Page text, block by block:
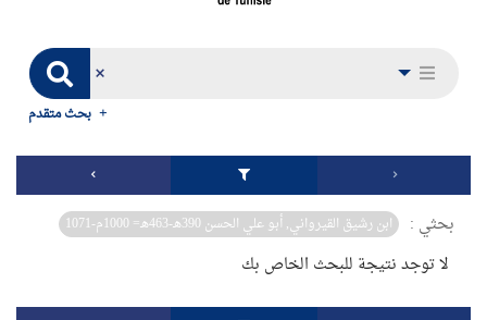
بحث متقدم
بحثي : ابن رشيق القيرواني, أبو علي الحسن 390هـ-463هـ= 1000م-1071
لا توجد نتيجة للبحث الخاص بك